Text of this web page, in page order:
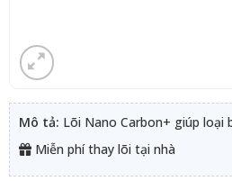
Mô tả: Lõi Nano Carbon+ giúp
Miễn phí thay lõi tại nhà